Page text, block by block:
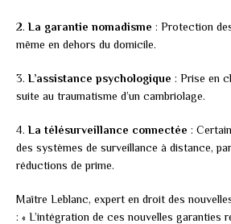
2.La garantie nomadisme : Protection
même en dehors du domicile.
3.L’assistance psychologique : Prise en
suite au traumatisme d’un cambriolage.
4.La télésurveillance connectée :
des systèmes de surveillance à distance,
réductions de prime.
Maître Leblanc, expert en droit des
: « L’intégration de ces nouvelles garanties